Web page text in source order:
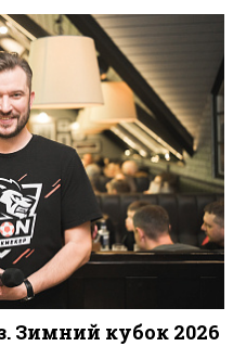
Зимний кубок 2026